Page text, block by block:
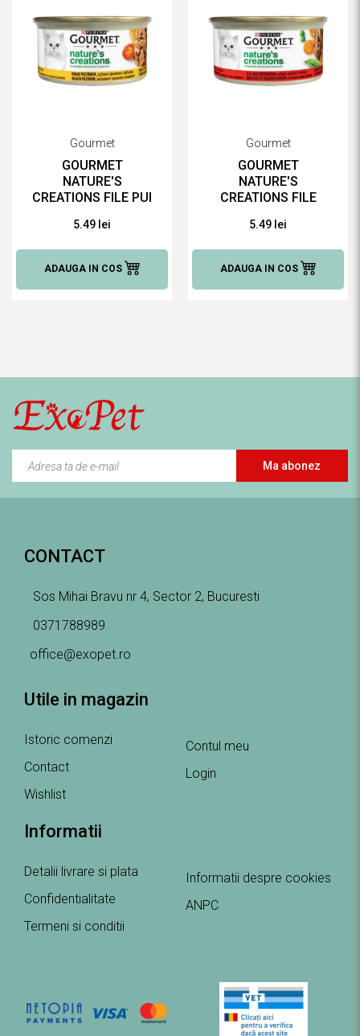
Gourmet
GOURMET
NATURE'S
CREATIONS FILE PUI
HRANĂ UMEDĂ
PENTRU PISICI
5.49 lei
ADAUGA IN COS
Gourmet
GOURMET
NATURE'S
CREATIONS FILE
G HRANĂ UMEDĂ
PENTRU PISICI
5.49 lei
ADAUGA IN COS
Ma abonez
CONTACT
Sos Mihai Bravu nr 4, Sector 2, Bucuresti
0371788989
office@exopet.ro
Utile in magazin
Istoric comenzi
Contact
Wishlist
Contul meu
Login
Informatii
Detalii livrare si plata
Confidentialitate
Termeni si conditii
Informatii despre cookies
ANPC